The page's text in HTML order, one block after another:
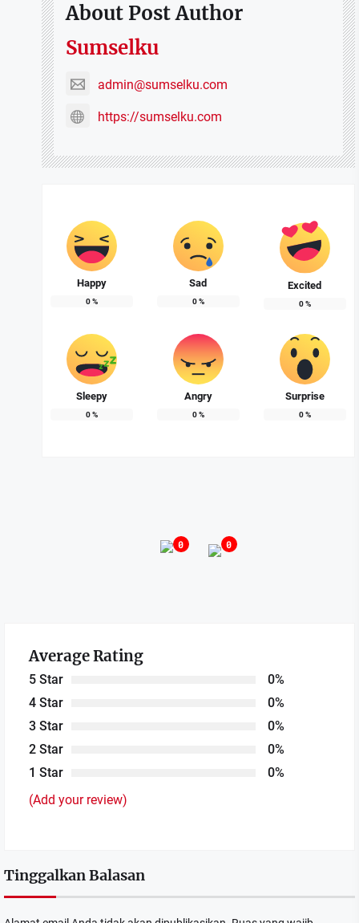
About Post Author
Sumselku
admin@sumselku.com
https://sumselku.com
Happy
0%
Sad
0%
Excited
0%
Sleepy
0%
Angry
0%
Surprise
0%
0 0
Average Rating
5 Star
0%
4 Star
0%
3 Star
0%
2 Star
0%
1 Star
0%
(Add your review)
Tinggalkan Balasan